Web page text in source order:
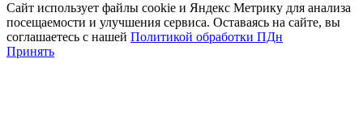
Сайт использует файлы cookie и Яндекс Метрику для анализа
посещаемости и улучшения сервиса. Оставаясь на сайте, вы
соглашаетесь с нашей Политикой обработки ПДн
Принять